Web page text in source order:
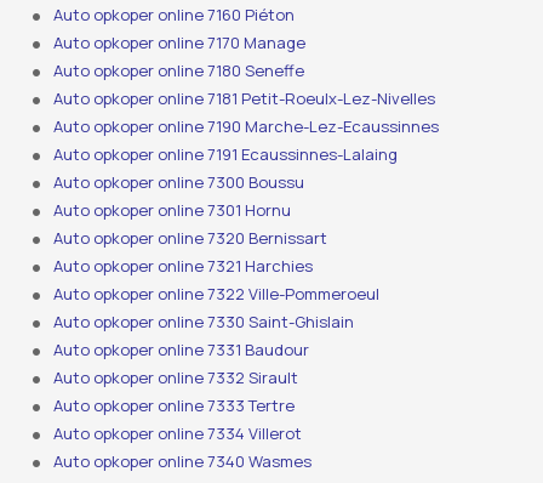
Auto opkoper online 7160 Piéton
Auto opkoper online 7170 Manage
Auto opkoper online 7180 Seneffe
Auto opkoper online 7181 Petit-Roeulx-Lez-Nivelles
Auto opkoper online 7190 Marche-Lez-Ecaussinnes
Auto opkoper online 7191 Ecaussinnes-Lalaing
Auto opkoper online 7300 Boussu
Auto opkoper online 7301 Hornu
Auto opkoper online 7320 Bernissart
Auto opkoper online 7321 Harchies
Auto opkoper online 7322 Ville-Pommeroeul
Auto opkoper online 7330 Saint-Ghislain
Auto opkoper online 7331 Baudour
Auto opkoper online 7332 Sirault
Auto opkoper online 7333 Tertre
Auto opkoper online 7334 Villerot
Auto opkoper online 7340 Wasmes